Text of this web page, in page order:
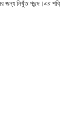
জন্য নিখুঁত পছন্দ।এর